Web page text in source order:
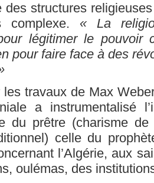
des structures
complexe. « La
légitimer le pouvoir
pour faire face à des
les travaux de Max
a instrumentalisé
du prêtre (charisme
celle du
l’Algérie, aux
oulémas, des